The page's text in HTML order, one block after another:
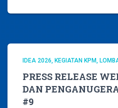
IDEA 2026 KEGIATAN KPM
PRESS RELEASE
DAN
#9